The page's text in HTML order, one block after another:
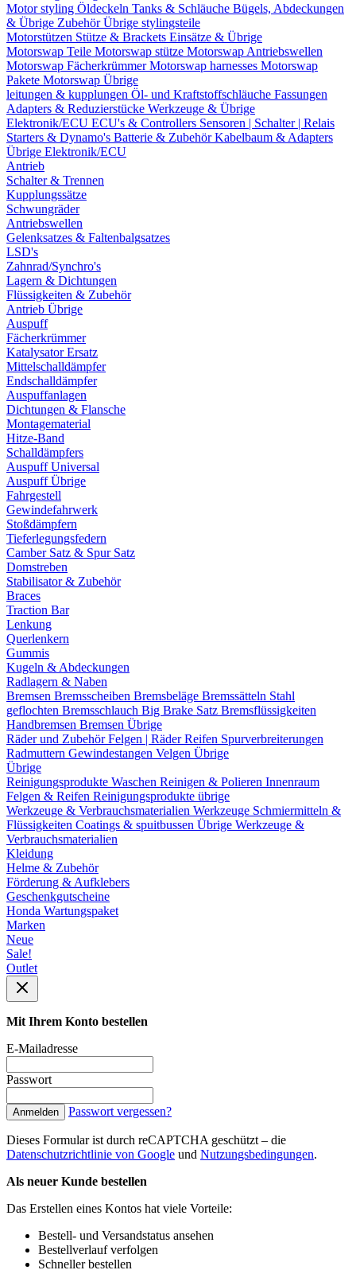
Motor styling Öldeckeln Tanks & Schläuche Bügels, Abdeckungen
& Übrige ZubehörÜbrige stylingsteile
Motorstützen Stütze & Brackets Einsätze & Übrige
Motorswap Teile Motorswap stütze Motorswap Antriebswellen
Motorswap FächerkrümmerMotorswap harnesses Motorswap
Pakete Motorswap Übrige
leitungen & kupplungen Öl- und Kraftstoffschläuche Fassungen
Adapters & Reduzierstücke Werkzeuge & Übrige
Elektronik/ECU ECU's & Controllers Sensoren | Schalter | Relais
Starters & Dynamo's Batterie & ZubehörKabelbaum & Adapters
Übrige Elektronik/ECU
Antrieb
Schalter & Trennen
Kupplungssätze
Schwungräder
Antriebswellen
Gelenksatzes & Faltenbalgsatzes
LSD's
Zahnrad/Synchro's
Lagern & Dichtungen
Flüssigkeiten & Zubehör
Antrieb Übrige
Auspuff
Fächerkrümmer
Katalysator Ersatz
Mittelschalldämpfer
Endschalldämpfer
Auspuffanlagen
Dichtungen & Flansche
Montagematerial
Hitze-Band
Schalldämpfers
Auspuff Universal
Auspuff Übrige
Fahrgestell
Gewindefahrwerk
Stoßdämpfern
Tieferlegungsfedern
Camber Satz & Spur Satz
Domstreben
Stabilisator & Zubehör
Braces
Traction Bar
Lenkung
Querlenkern
Gummis
Kugeln & Abdeckungen
Radlagern & Naben
Bremsen Bremsscheiben Bremsbeläge Bremssätteln Stahl
geflochten Bremsschlauch Big Brake Satz Bremsflüssigkeiten
Handbremsen Bremsen Übrige
Räder und ZubehörFelgen | RäderReifen Spurverbreiterungen
Radmuttern Gewindestangen Velgen Übrige
Übrige
Reinigungsprodukte Waschen Reinigen & Polieren Innenraum
Felgen & Reifen Reinigungsprodukte übrige
Werkzeuge & Verbrauchsmaterialien Werkzeuge Schmiermitteln &
Flüssigkeiten Coatings & spuitbussen Übrige Werkzeuge &
Verbrauchsmaterialien
Kleidung
Helme & Zubehör
Förderung & Aufklebers
Geschenkgutscheine
Honda Wartungspaket
Marken
Neue
Sale!
Outlet
Mit Ihrem Konto bestellen
E-Mailadresse
Passwort
Anmelden Passwort vergessen?
Dieses Formular ist durch reCAPTCHA geschützt – die
Datenschutzrichtlinie von Google und Nutzungsbedingungen.
Als neuer Kunde bestellen
Das Erstellen eines Kontos hat viele Vorteile:
Bestell- und Versandstatus ansehen
Bestellverlauf verfolgen
Schneller bestellen